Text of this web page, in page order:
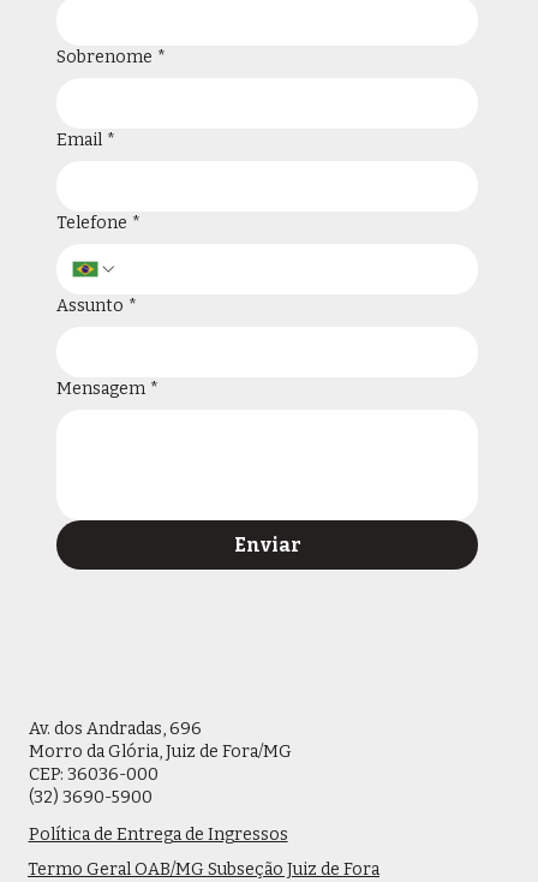
Av. dos Andradas, 696
Morro da Glória, Juiz de Fora/MG
CEP: 36036-000
(32) 3690-5900
Política de Entrega de Ingressos
Termo Geral OAB/MG Subseção Juiz de Fora
Sobrenome *
Email *
Telefone *
Assunto *
Mensagem *
Enviar